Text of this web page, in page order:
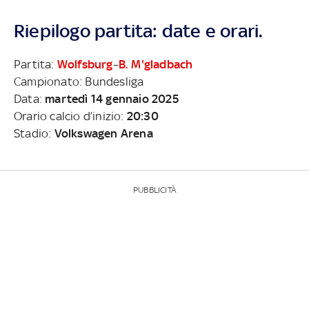
Riepilogo partita: date e orari.
Partita: Wolfsburg–B. M'gladbach
Campionato: Bundesliga
Data: martedì 14 gennaio 2025
Orario calcio d’inizio: 20:30
Stadio: Volkswagen Arena
PUBBLICITÀ